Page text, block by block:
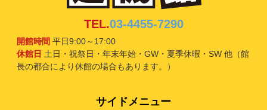
TEL.03-4455-7290
開館時間 平日9:00～17:00
休館日 土日・祝祭日・年末年始・GW・夏季休暇・SW 他（館
長の都合により休館の場合もあります。）
サイドメニュー